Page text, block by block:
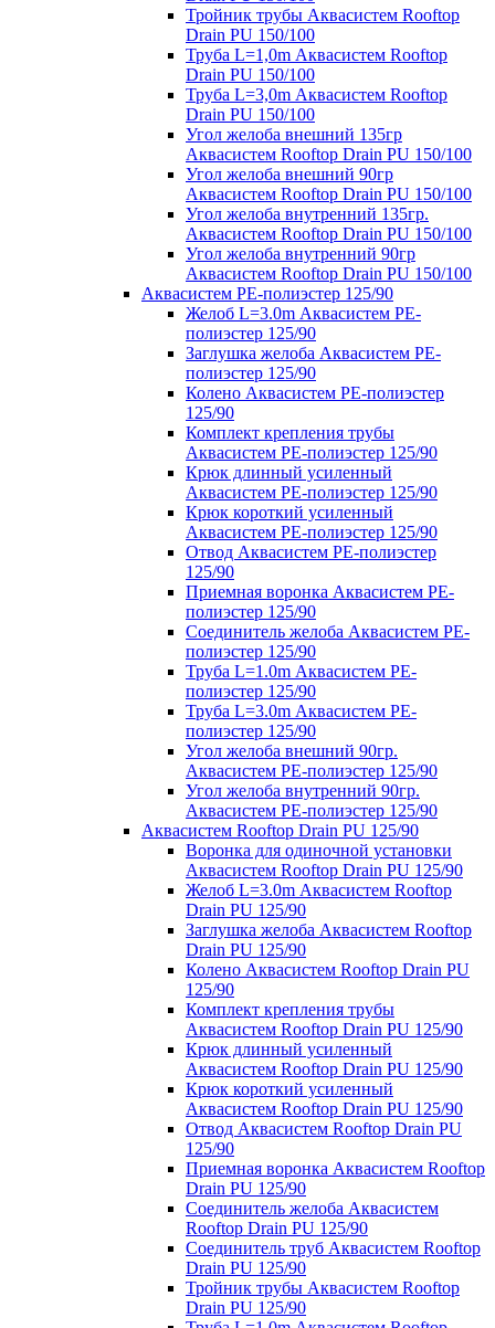
Тройник трубы Аквасистем Rooftop
Drain PU 150/100
Труба L=1,0m Аквасистем Rooftop
Drain PU 150/100
Труба L=3,0m Аквасистем Rooftop
Drain PU 150/100
Угол желоба внешний 135гр
Аквасистем Rooftop Drain PU 150/100
Угол желоба внешний 90гр
Аквасистем Rooftop Drain PU 150/100
Угол желоба внутренний 135гр.
Аквасистем Rooftop Drain PU 150/100
Угол желоба внутренний 90гр
Аквасистем Rooftop Drain PU 150/100
Аквасистем PE-полиэстер 125/90
Желоб L=3.0m Аквасистем PE-
полиэстер 125/90
Заглушка желоба Аквасистем PE-
полиэстер 125/90
Колено Аквасистем PE-полиэстер
125/90
Комплект крепления трубы
Аквасистем PE-полиэстер 125/90
Крюк длинный усиленный
Аквасистем PE-полиэстер 125/90
Крюк короткий усиленный
Аквасистем PE-полиэстер 125/90
Отвод Аквасистем РЕ-полиэстер
125/90
Приемная воронка Аквасистем PE-
полиэстер 125/90
Соединитель желоба Аквасистем PE-
полиэстер 125/90
Труба L=1.0m Аквасистем PE-
полиэстер 125/90
Труба L=3.0m Аквасистем PE-
полиэстер 125/90
Угол желоба внешний 90гр.
Аквасистем PE-полиэстер 125/90
Угол желоба внутренний 90гр.
Аквасистем PE-полиэстер 125/90
Аквасистем Rooftop Drain PU 125/90
Воронка для одиночной установки
Аквасистем Rooftop Drain PU 125/90
Желоб L=3.0m Аквасистем Rooftop
Drain PU 125/90
Заглушка желоба Аквасистем Rooftop
Drain PU 125/90
Колено Аквасистем Rooftop Drain PU
125/90
Комплект крепления трубы
Аквасистем Rooftop Drain PU 125/90
Крюк длинный усиленный
Аквасистем Rooftop Drain PU 125/90
Крюк короткий усиленный
Аквасистем Rooftop Drain PU 125/90
Отвод Аквасистем Rooftop Drain PU
125/90
Приемная воронка Аквасистем Rooftop
Drain PU 125/90
Соединитель желоба Аквасистем
Rooftop Drain PU 125/90
Соединитель труб Аквасистем Rooftop
Drain PU 125/90
Тройник трубы Аквасистем Rooftop
Drain PU 125/90